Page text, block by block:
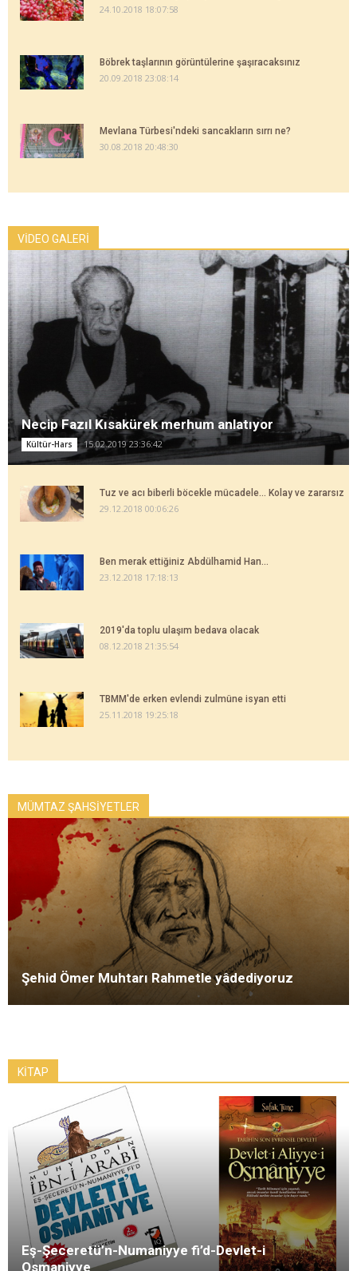
24.10.2018 18:07:58
Böbrek taşlarının görüntülerine şaşıracaksınız
20.09.2018 23:08:14
Mevlana Türbesi'ndeki sancakların sırrı ne?
30.08.2018 20:48:30
VİDEO GALERİ
Necip Fazıl Kısakürek merhum anlatıyor
Kültür-Hars 15.02.2019 23:36:42
Tuz ve acı biberli böcekle mücadele... Kolay ve zararsız
29.12.2018 00:06:26
Ben merak ettiğiniz Abdülhamid Han...
23.12.2018 17:18:13
2019'da toplu ulaşım bedava olacak
08.12.2018 21:35:54
TBMM'de erken evlendi zulmüne isyan etti
25.11.2018 19:25:18
MÜMTAZ ŞAHSİYETLER
Şehid Ömer Muhtarı Rahmetle yâdediyoruz
KİTAP
Eş-Şeceretü’n-Numaniyye fi’d-Devlet-i
Osmaniyye